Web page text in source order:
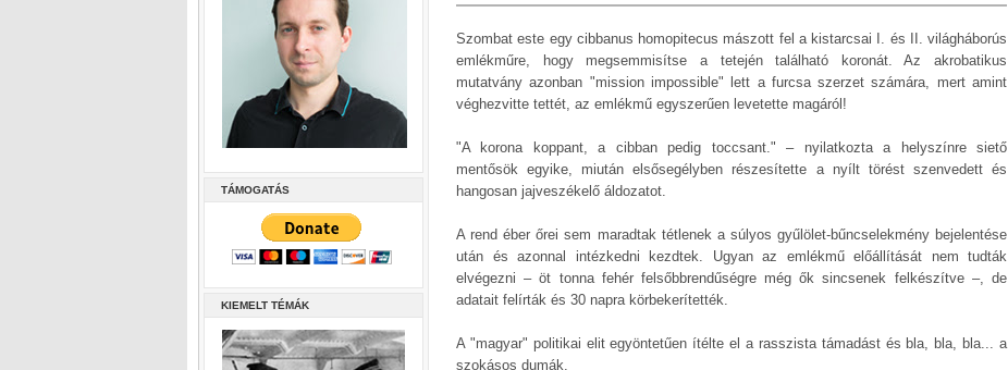
TÁMOGATÁS
KIEMELT TÉMÁK
Szombat este egy cibbanus homopitecus mászott fel a kistarcsai I. és II. világháborús
emlékműre, hogy megsemmisítse a tetején található koronát. Az akrobatikus
mutatvány azonban "mission impossible" lett a furcsa szerzet számára, mert amint
véghezvitte tettét, az emlékmű egyszerűen levetette magáról!
"A korona koppant, a cibban pedig toccsant." – nyilatkozta a helyszínre siető
mentősök egyike, miután elsősegélyben részesítette a nyílt törést szenvedett és
hangosan jajveszékelő áldozatot.
A rend éber őrei sem maradtak tétlenek a súlyos gyűlölet-bűncselekmény bejelentése
után és azonnal intézkedni kezdtek. Ugyan az emlékmű előállítását nem tudták
elvégezni – öt tonna fehér felsőbbrendűségre még ők sincsenek felkészítve –, de
adatait felírták és 30 napra körbekerítették.
A "magyar" politikai elit egyöntetűen ítélte el a rasszista támadást és bla, bla, bla... a
szokásos dumák.